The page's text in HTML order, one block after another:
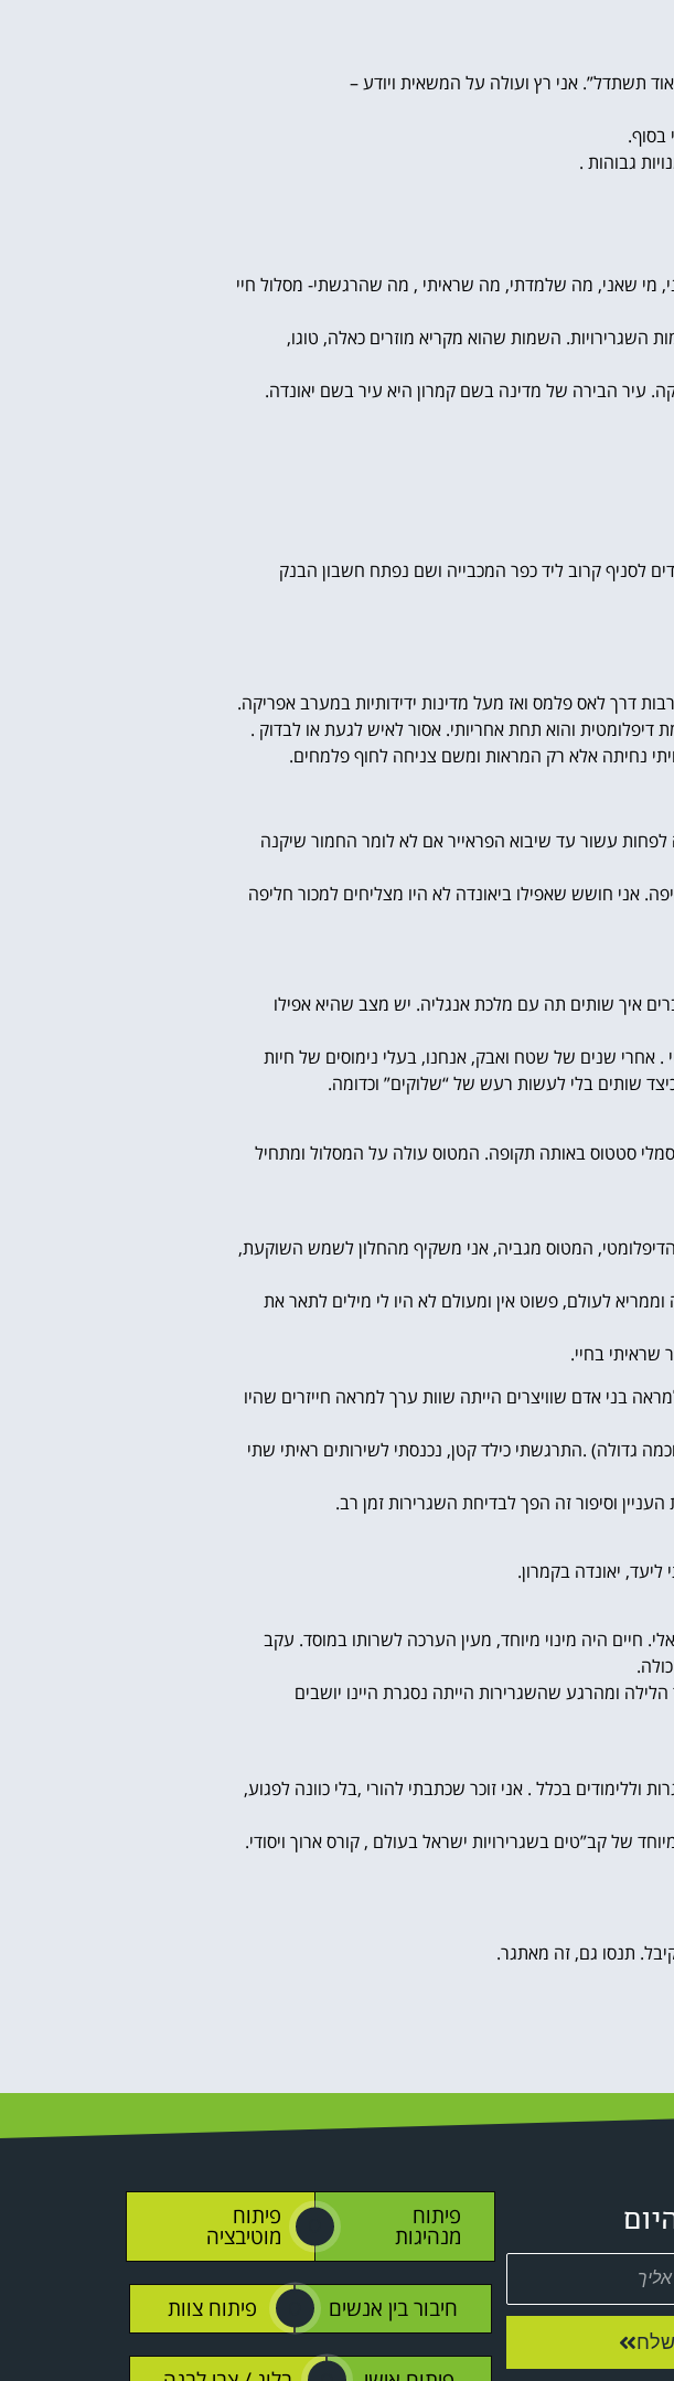
תשתדל”. אני רץ ועולה על המשאית ויודע –
בסוף.
גבוהות .
מי שאני, מה שלמדתי, מה שראיתי , מה שהרגשתי- מסלול חיי
השגרירויות. השמות שהוא מקריא מוזרים כאלה, טוגו,
עיר הבירה של מדינה בשם קמרון היא עיר בשם יאונדה.
לסניף קרוב ליד כפר המכבייה ושם נפתח חשבון הבנק
דרך לאס פלמס ואז מעל מדינות ידידותיות במערב אפריקה.
והוא תחת אחריותי. אסור לאיש לגעת או לבדוק .
נחיתה אלא רק המראות ומשם צניחה לחוף פלמחים.
עשור עד שיבוא הפראייר אם לא לומר החמור שיקנה
אני חושש שאפילו ביאונדה לא היו מצליחים למכור חליפה
איך שותים תה עם מלכת אנגליה. יש מצב שהיא אפילו
. אחרי שנים של שטח ואבק, אנחנו, בעלי נימוסים של חיות
שותים בלי לעשות רעש של “שלוקים” וכדומה.
סמלי סטטוס באותה תקופה. המטוס עולה על המסלול ומתחיל
המטוס מגביה, אני משקיף מהחלון לשמש השוקעת,
לעולם, פשוט אין ומעולם לא היו לי מילים לתאר את
בחיי.
בני אדם שוויצרים הייתה שוות ערך למראה חייזרים שהיו
גדולה) .התרגשתי כילד קטן, נכנסתי לשירותים ראיתי שתי
וסיפור זה הפך לבדיחת השגרירות זמן רב.
יאונדה בקמרון.
חיים היה מינוי מיוחד, מעין הערכה לשרותו במוסד. עקב
ומהרגע שהשגרירות הייתה נסגרת היינו יושבים
בכלל . אני זוכר שכתבתי להורי ,בלי כוונה לפגוע,
של קב”טים בשגרירויות ישראל בעולם , קורס ארוך ויסודי.
תנסו גם, זה מאתגר.
שלח
פיתוח
מנהיגות
פיתוח
מוטיבציה
חיבור בין אנשים פיתוח צוות